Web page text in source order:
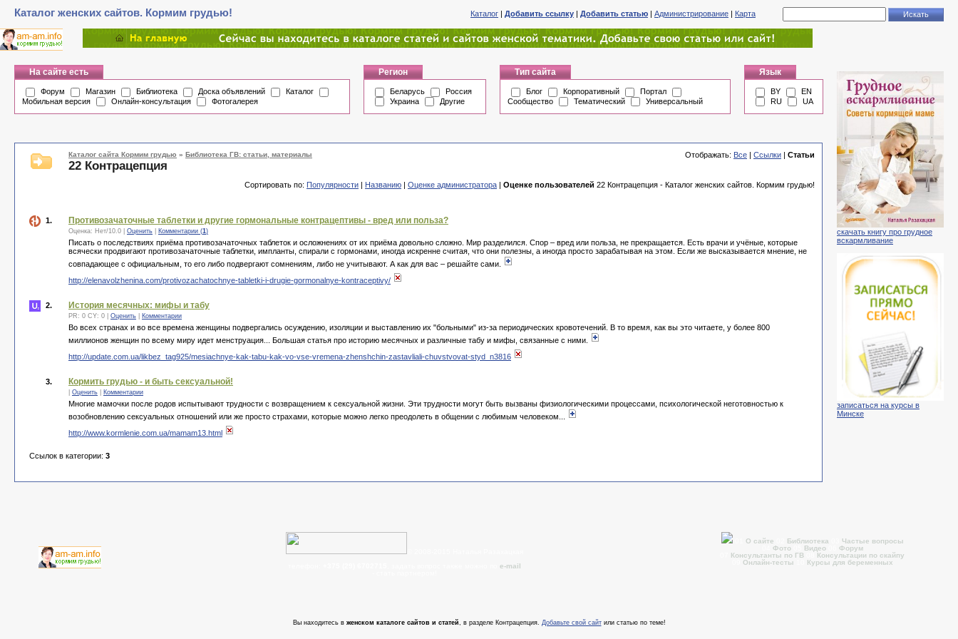
Каталог женских сайтов. Кормим грудью! Каталог | Добавить ссылку | Добавить статью | Администрирование | Карта
На сайте есть
Форум Магазин Библиотека Доска объявлений
Каталог
Мобильная версия
Онлайн-консультация Фотогалерея
Регион
Беларусь
Россия
Украина
Другие
Тип сайта
Блог Корпоративный
Портал
Сообщество
Тематический Универсальный
Язык
BY
EN
RU
UA
Каталог сайта Кормим грудью » Библиотека ГВ: статьи, материалы Отображать: Все | Ссылки | Статьи
22 Контрацепция
Сортировать по: Популярности | Названию | Оценке администратора | Оценке пользователей 22 Контрацепция - Каталог женских сайтов. Кормим грудью!
1. Противозачаточные таблетки и другие гормональные контрацептивы - вред или польза?
Оценка: Нет/10.0 Оценить Комментарии (1)
Писать о последствиях приёма противозачаточных таблеток и осложнениях от их приёма довольно сложно. Мир разделился. Спор – вред или польза, не прекращается. Есть врачи и учёные, которые
всячески продвигают противозачаточные таблетки, импланты, спирали с гормонами, иногда искренне считая, что они полезны, а иногда просто зарабатывая на этом. Если же высказывается мнение, не
совпадающее с официальным, то его либо подвергают сомнениям, либо не учитывают. А как для вас – решайте сами.
http://elenavolzhenina.com/protivozachatochnye-tabletki-i-drugie-gormonalnye-kontraceptivy/
2. История месячных: мифы и табу
PR: 0 CY: 0 | Оценить Комментарии
Во всех странах и во все времена женщины подвергалиcь осуждению, изоляции и выставлению их "больными" из-за периодических кровотечений. В то время, как вы это читаете, у более 800
миллионов женщин по всему миру идет менструация... Большая статья про историю месячных и различные табу и мифы, связанные с ними.
http://update.com.ua/likbez_tag925/mesiachnye-kak-tabu-kak-vo-vse-vremena-zhenshchin-zastavliali-chuvstvovat-styd_n3816
3. Кормить грудью - и быть сексуальной!
Оценить Комментарии
Многие мамочки после родов испытывают трудности с возвращением к сексуальной жизни. Эти трудности могут быть вызваны физиологическими процессами, психологической неготовностью к
возобновлению сексуальных отношений или же просто страхами, которые можно легко преодолеть в общении с любимым человеком...
http://www.kormlenie.com.ua/mamam13.html
Ссылок в категории: 3
скачать книгу про грудное
вскармливание
записаться на курсы в
Минске
e-mail
01 О сайте Библиотека
Частые вопросы
Фото05 Видео06 Форум
Консультанты по ГВ
Консультации по скайпу
Онлайн-тесты Курсы для беременных
Вы находитесь в женском каталоге сайтов и статей, в разделе Контрацепция. Добавьте свой сайтили статью по теме!